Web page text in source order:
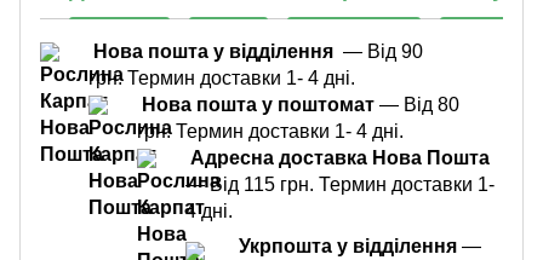
Нова пошта у відділення — Від 90
грн. Термин доставки 1- 4 дні.
Нова пошта у поштомат — Від 80
грн. Термин доставки 1- 4 дні.
Адресна доставка Нова Пошта
— Від 115 грн. Термин доставки 1-
4 дні.
Укрпошта у відділення —